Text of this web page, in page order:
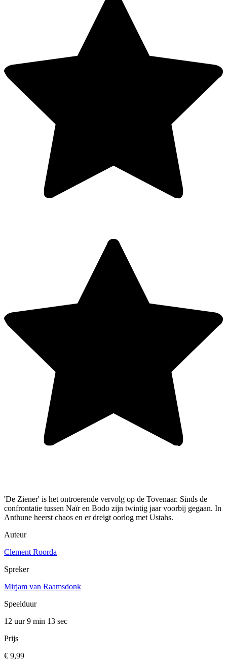
'De Ziener' is het ontroerende vervolg op de Tovenaar. Sinds de
confrontatie tussen Naïr en Bodo zijn twintig jaar voorbij gegaan. In
Anthune heerst chaos en er dreigt oorlog met Ustahs.
Auteur
Clement Roorda
Spreker
Mirjam van Raamsdonk
Speelduur
12 uur 9 min 13 sec
Prijs
€ 9,99